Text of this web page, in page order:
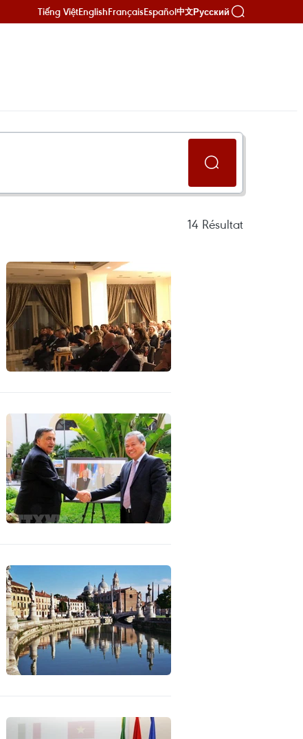
Tiếng ViệtEnglishFrançaisEspañol中文Русский
14 Résultat